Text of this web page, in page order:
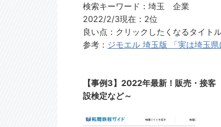
検索キーワード：埼玉 企業
2022/2/3現在：2位
良い点：クリックしたくなるタイト
参考： ジモエル 埼玉版 「実は埼玉
【事例3】 2022年最新！販売・接客
設検定など～